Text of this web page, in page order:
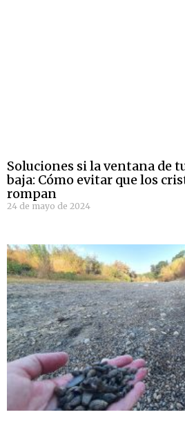
Soluciones si la ventana de
baja: Cómo evitar que los
rompan
24 de mayo de 2024